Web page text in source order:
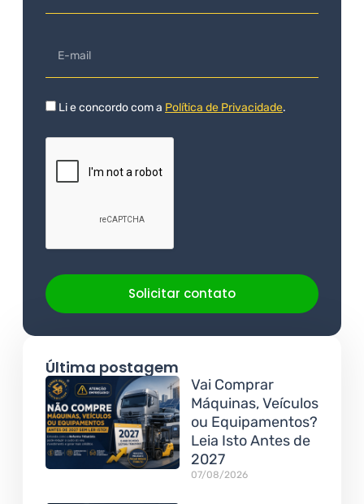
Li e concordo com a Política de Privacidade.
Solicitar contato
Última postagem
Vai Comprar
Máquinas, Veículos
ou Equipamentos?
Leia Isto Antes de
2027
07/08/2026